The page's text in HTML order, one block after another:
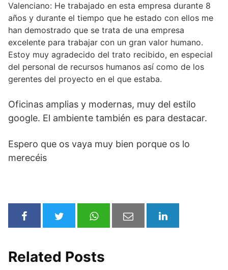
Valenciano: He trabajado en esta empresa durante 8
años y durante el tiempo que he estado con ellos me
han demostrado que se trata de una empresa
excelente para trabajar con un gran valor humano.
Estoy muy agradecido del trato recibido, en especial
del personal de recursos humanos así como de los
gerentes del proyecto en el que estaba.
Oficinas amplias y modernas, muy del estilo
google. El ambiente también es para destacar.
Espero que os vaya muy bien porque os lo
merecéis
Related Posts